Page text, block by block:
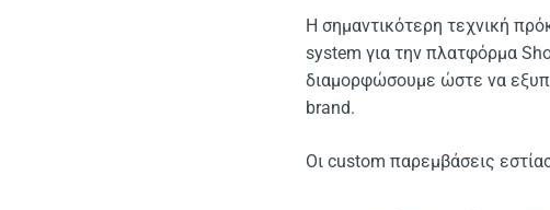
Η σημαντικότερη τεχνική
system για την πλατφόρμα
διαμορφώσουμε ώστε να
brand.
Οι custom παρεμβάσεις